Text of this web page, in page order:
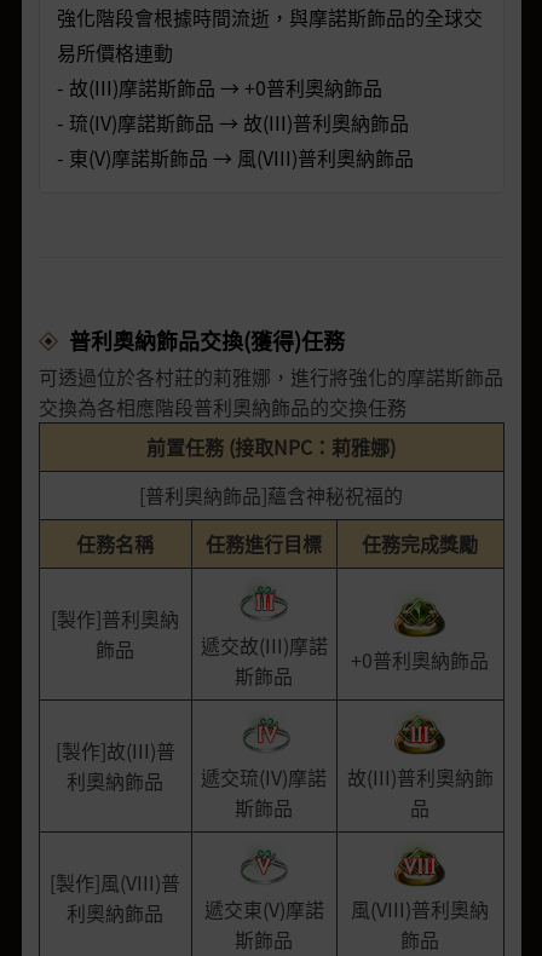
強化階段會根據時間流逝，與摩諾斯飾品的全球交
易所價格連動
- 故(III)摩諾斯飾品 → +0普利奧納飾品
- 琉(IV)摩諾斯飾品 → 故(III)普利奧納飾品
- 東(V)摩諾斯飾品 → 風(VIII)普利奧納飾品
普利奧納飾品交換(獲得)任務
可透過位於各村莊的莉雅娜，進行將強化的摩諾斯飾品
交換為各相應階段普利奧納飾品的交換任務
前置任務 (接取NPC：莉雅娜)
[普利奧納飾品]蘊含神秘祝福的
任務名稱
任務進行目標 任務完成獎勵
[製作]普利奧納
飾品
遞交故(III)摩諾
斯飾品
+0普利奧納飾品
[製作]故(III)普
利奧納飾品
遞交琉(IV)摩諾
斯飾品
故(III)普利奧納飾
品
[製作]風(VIII)普
利奧納飾品
遞交東(V)摩諾
斯飾品
風(VIII)普利奧納
飾品